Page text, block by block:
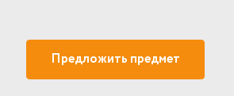
Предложить предмет